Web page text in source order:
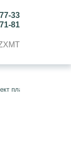
33
81
пластика